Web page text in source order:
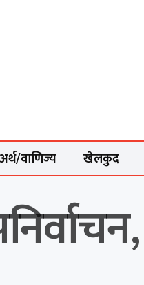
अर्थ/वाणिज्य खेलकुद